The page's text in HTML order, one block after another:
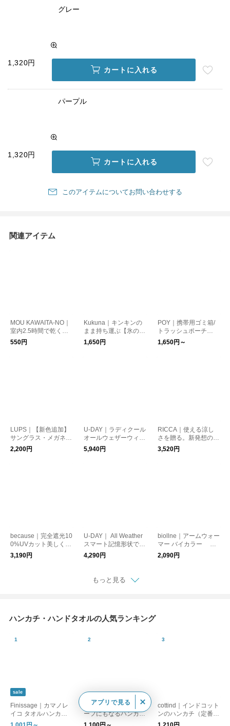
グレー
1,320円
カートに入れる
パープル
1,320円
カートに入れる
このアイテムについてお問い合わせする
関連アイテム
MOU KAWAITA-NO｜
室内2.5時間で乾く！
速乾ハンカチ タオル
【メール便】【夏小
550円
Kukuna｜キンキンの
まま持ち運ぶ【氷の
う】アイスパック保冷
剤 3wayスティックボ
1,650円
POY｜携帯用ゴミ箱/
トラッシュポーチ
【メール便】 トラベ
ルグッズ
1,650円～
LUPS｜【新色追加】
サングラス・メガネケ
ース【夏小物】 トラ
ベルグッズ
2,200円
U-DAY｜ラディクール
オールウェザーウィン
ドレジスタンス折りた
たみ傘 晴雨兼用/日
5,940円
RICCA｜使える涼し
さを贈る。新発想のサ
ークル扇子【夏小物】
3,520円
because｜完全遮光10
0%UVカット美しく守
るフラワーアンブレラ
（晴雨兼用）日傘/紫
3,190円
U-DAY｜ All Weather
スマート記憶形状でた
たみやすい折りたたみ
傘 日傘/晴雨兼用/紫
4,290円
biollne｜アームウォー
マー バイカラー ソ
フトループパイル編
み/冷房対策
2,090円
もっと見る
ハンカチ・ハンドタオルの人気ランキング
sale
Finissage｜カマノレ
イコ タオルハンカチ
「ねこの暮らし。」
miyaco nishio｜スカ
ーフにもなるハンカチ
【日焼け対策】【はん
cottind｜インドコット
ンのハンカチ（定番
柄）【プレゼント・ギ
アプリで見る